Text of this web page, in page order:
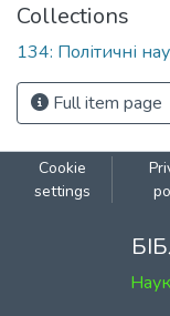
Collections
134: Політичні
Full item page
Cookie
settings